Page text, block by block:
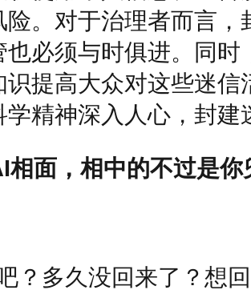
险。对于治理者而言，
也必须与时俱进。同时
识提高大众对这些迷信
学精神深入人心，封建
相面，相中的不过是你
？多久没回来了？想